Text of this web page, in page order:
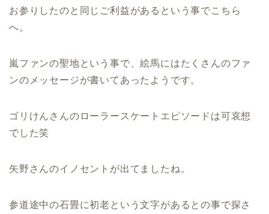
お参りしたのと同じご利益があるという事でこちら
へ。
嵐ファンの聖地という事で、絵馬にはたくさんのファ
ンのメッセージが書いてあったようです。
ゴリけんさんのローラースケートエピソードは可哀想
でした笑
矢野さんのイノセントが出てましたね。
参道途中の石畳に初老という文字があるとの事で探さ